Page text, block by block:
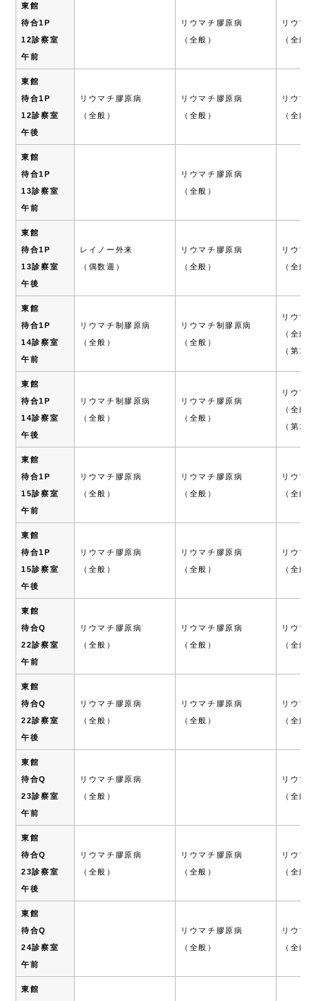
東館
待合1P
12診察室
午前
リウマチ膠原病
（全般）
リウマ
（全般
東館
待合1P
12診察室
午後
リウマチ膠原病
（全般）
リウマチ膠原病
（全般）
リウマ
（全般
東館
待合1P
13診察室
午前
リウマチ膠原病
（全般）
東館
待合1P
13診察室
午後
レイノー外来
（偶数週）
リウマチ膠原病
（全般）
リウマ
（全般
東館
待合1P
14診察室
午前
リウマチ制膠原病
（全般）
リウマチ制膠原病
（全般）
リウマ
（全般
（第
東館
待合1P
14診察室
午後
リウマチ制膠原病
（全般）
リウマチ膠原病
（全般）
リウマ
（全般
（第
東館
待合1P
15診察室
午前
リウマチ膠原病
（全般）
リウマチ膠原病
（全般）
リウマ
（全般
東館
待合1P
15診察室
午後
リウマチ膠原病
（全般）
リウマチ膠原病
（全般）
リウマ
（全般
東館
待合Q
22診察室
午前
リウマチ膠原病
（全般）
リウマチ膠原病
（全般）
リウマ
（全般
東館
待合Q
22診察室
午後
リウマチ膠原病
（全般）
リウマチ膠原病
（全般）
リウマ
（全般
東館
待合Q
23診察室
午前
リウマチ膠原病
（全般）
リウマ
（全般
東館
待合Q
23診察室
午後
リウマチ膠原病
（全般）
リウマチ膠原病
（全般）
リウマ
（全般
東館
待合Q
24診察室
午前
リウマチ膠原病
（全般）
リウマ
（全般
東館